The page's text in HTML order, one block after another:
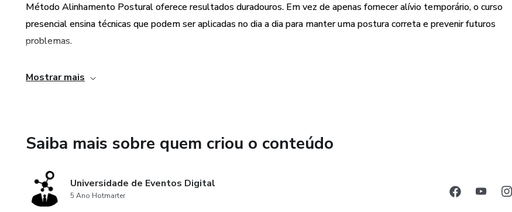
Método Alinhamento Postural oferece resultados duradouros. Em vez de apenas fornecer alívio temporário, o curso
presencial ensina técnicas que podem ser aplicadas no dia a dia para manter uma postura correta e prevenir futuros
problemas.
3. Tratamento de diversas patologias: O curso presencial do Método Alinhamento Postural é projetado para tratar
4. Aprendizado prático: O curso presencial do Método Alinhamento Postural oferece um ambiente de aprendizado
prático, onde os participantes têm a oportunidade de aprender e praticar as técnicas de manipulação do quadril e da
coluna. Isso permite que eles adquiram habilidades e conhecimentos que podem ser aplicados imediatamente na
prática clínica ou no cuidado pessoal.
Mostrar mais
Saiba mais sobre quem criou o conteúdo
Universidade de Eventos Digital
5 Ano Hotmarter